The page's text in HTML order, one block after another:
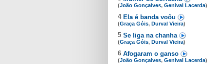
(João Gonçalves, Genival Lacerda)
4 Ela é banda voôu
(Graça Góis, Durval Vieira)
5 Se liga na chanha
(Graça Góis, Durval Vieira)
6 Afogaram o ganso
(João Gonçalves, Genival Lacerda)